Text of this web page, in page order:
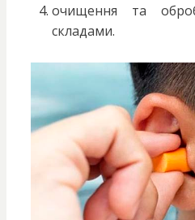
очищення та
складами.